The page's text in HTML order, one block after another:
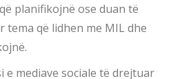
planifikojnë ose duan të
që lidhen me MIL dhe
e mediave sociale të drejtuar